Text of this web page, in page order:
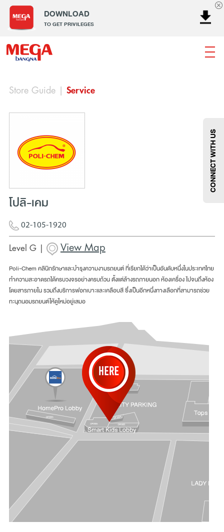
DOWNLOAD
TO GET PRIVILEGES
ธนาคาร ร้านอาหาร
แกดเจ็ตและเทคโนโลยี
แฟชั่น
CONNECT WITH US
Store Guide| Service
โปลิ-เคม
02-105-1920
Level G | View Map
Poli-Chem คลินิกรักษาและบำรุงความงามรถยนต์ ที่เรียกได้ว่าเป็นอันดับหนึ่งในประเทศไทย
ทำความสะอาดรถได้ครบวงจรอย่างครบถ้วน ตั้งแต่ล้างรถภายนอก ห้องเครื่อง ไปจนถึงห้อง
โดยสารภายใน รวมถึงบริการฟอกเบาะและเคลือบสี ซึ่งเป็นอีกหนึ่งทางเลือกที่สามารถช่วย
ทะนุถนอมรถยนต์ให้ดูใหม่อยู่เสมอ